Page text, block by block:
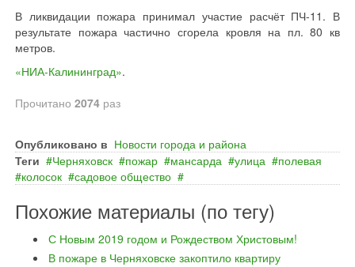
В ликвидации пожара принимал участие расчёт ПЧ-11. В
результате пожара частично сгорела кровля на пл. 80 кв
метров.
«НИА-Калининград».
Прочитано 2074 раз
Опубликовано в Новости города и района
Теги
Черняховск пожар мансарда улица
полевая
колосок
садовое общество
Похожие материалы (по тегу)
С Новым 2019 годом и Рождеством Христовым!
В пожаре в Черняховске закоптило квартиру